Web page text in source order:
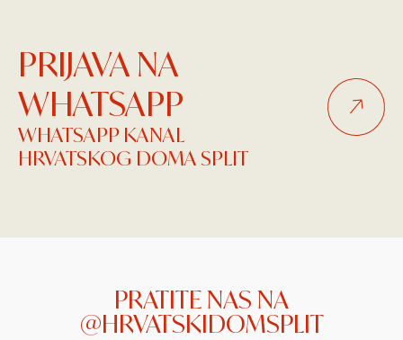
PRIJAVA NA
WHATSAPP
WHATSAPP KANAL
HRVATSKOG DOMA SPLIT
PRATITE NAS NA
@HRVATSKIDOMSPLIT